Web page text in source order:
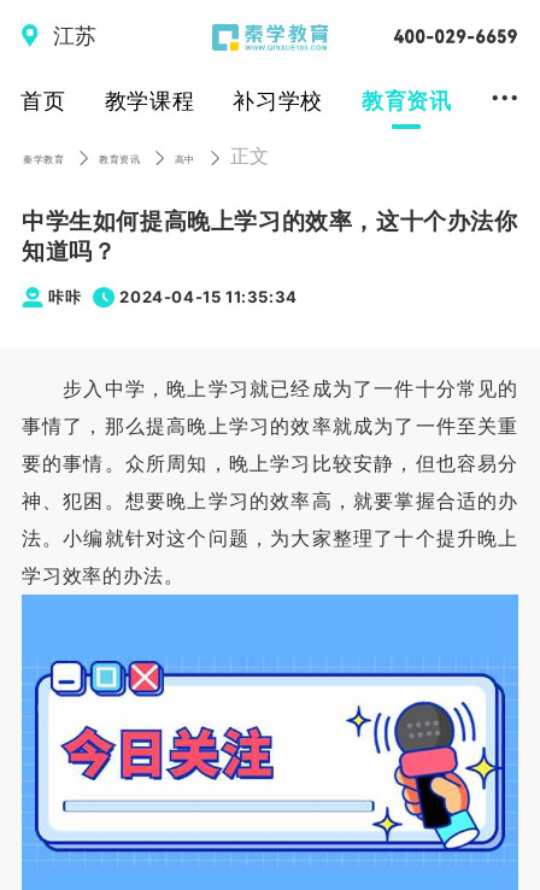
江苏
首页 教学课程 补习学校 教育资讯 ...
秦学教育 教育资讯 高中 正文
中学生如何提高晚上学习的效率，这十个办法你
知道吗？
咔咔 2024-04-15 11:35:34
步入中学，晚上学习就已经成为了一件十分常见的
事情了，那么提高晚上学习的效率就成为了一件至关重
要的事情。众所周知，晚上学习比较安静，但也容易分
神、犯困。想要晚上学习的效率高，就要掌握合适的办
法。小编就针对这个问题，为大家整理了十个提升晚上
学习效率的办法。